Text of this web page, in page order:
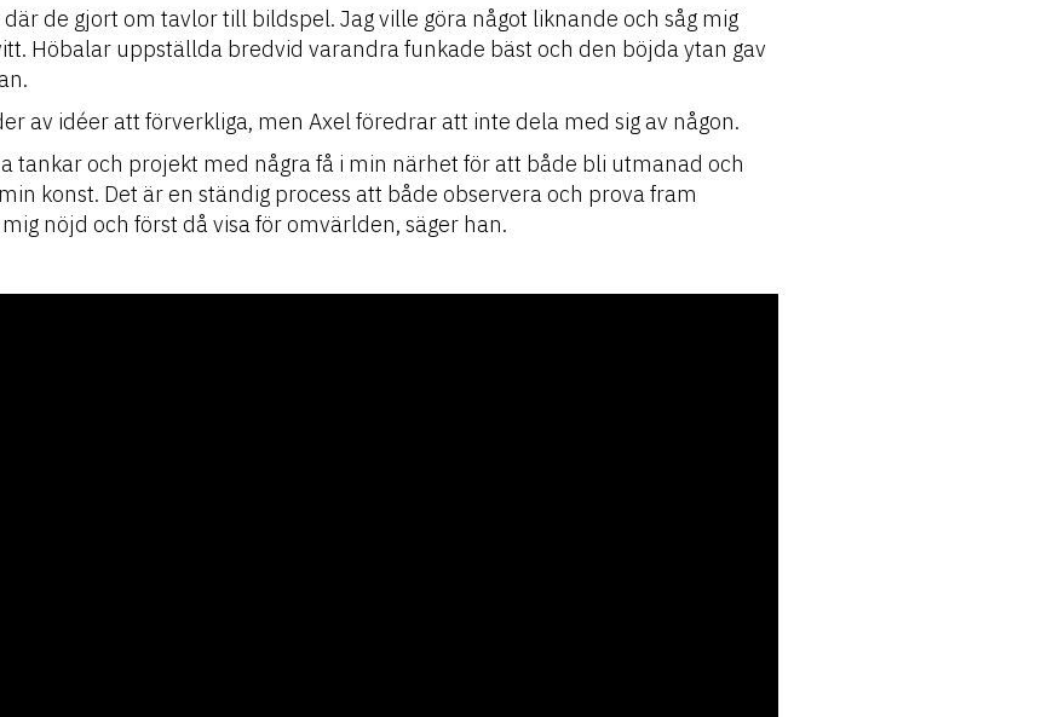
de gjort om tavlor till bildspel. Jag ville göra något liknande och såg mig
Höbalar uppställda bredvid varandra funkade bäst och den böjda ytan gav
av idéer att förverkliga, men Axel föredrar att inte dela med sig av någon.
tankar och projekt med några få i min närhet för att både bli utmanad och
konst. Det är en ständig process att både observera och prova fram
nöjd och först då visa för omvärlden, säger han.